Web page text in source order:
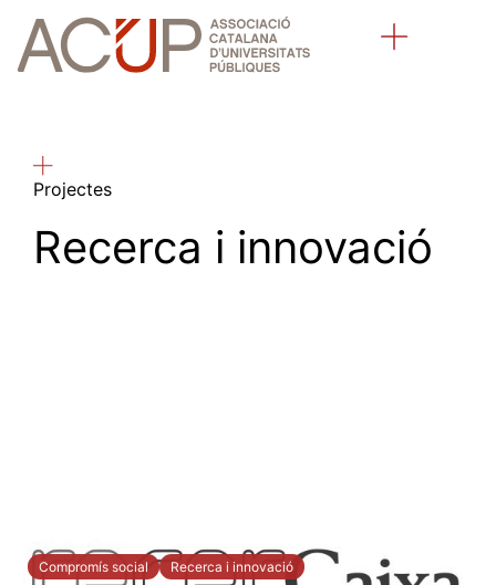
Projectes
Recerca i innovació
Compromís social Recerca i innovació